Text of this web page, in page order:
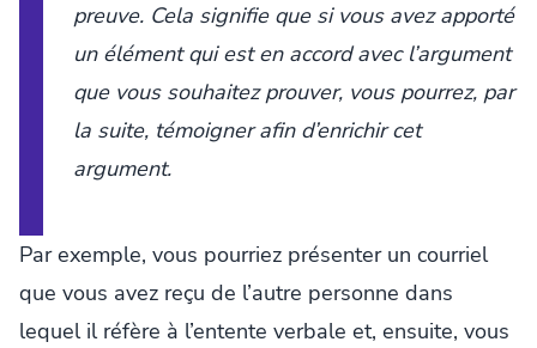
preuve. Cela signifie que si vous avez apporté
un élément qui est en accord avec l’argument
que vous souhaitez prouver, vous pourrez, par
la suite, témoigner afin d’enrichir cet
argument.
Par exemple, vous pourriez présenter un courriel
que vous avez reçu de l’autre personne dans
lequel il réfère à l’entente verbale et, ensuite, vous